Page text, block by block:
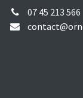
07 45 213 566